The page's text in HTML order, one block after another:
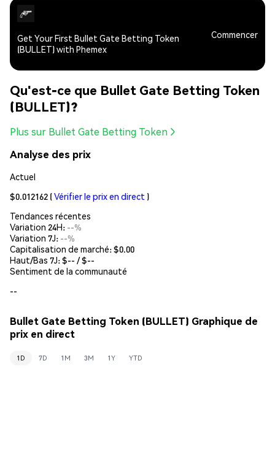
Get Your First Bullet Gate Betting Token
(BULLET) with Phemex
Commencer
Qu'est-ce que Bullet Gate Betting Token
(BULLET)?
Plus sur Bullet Gate Betting Token
Analyse des prix
Actuel
$0.012162 (Vérifier le prix en direct )
Tendances récentes
Variation 24H: --%
Variation 7J: --%
Capitalisation de marché:$0.00
Haut/Bas 7J: $-- / $--
Sentiment de la communauté
--
Bullet Gate Betting Token (BULLET) Graphique de
prix en direct
1D 7D 1M 3M 1Y YTD